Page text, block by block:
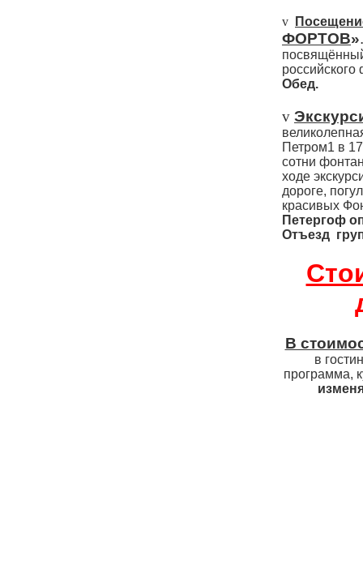
v
ФОРТОВ».
Обед.
v
Петром1 в
сотни
ходе
дороге,
красивых
Петергоф
Отъезд
В
в
программа,